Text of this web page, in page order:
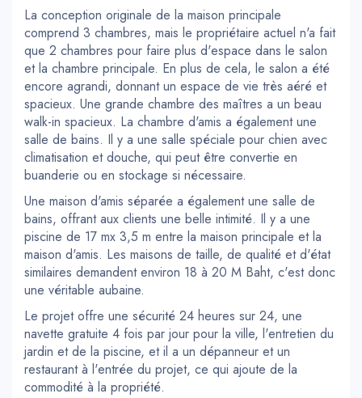
La conception originale de la maison principale
comprend 3 chambres, mais le propriétaire actuel n'a fait
que 2 chambres pour faire plus d'espace dans le salon
et la chambre principale. En plus de cela, le salon a été
encore agrandi, donnant un espace de vie très aéré et
spacieux. Une grande chambre des maîtres a un beau
walk-in spacieux. La chambre d'amis a également une
salle de bains. Il y a une salle spéciale pour chien avec
climatisation et douche, qui peut être convertie en
buanderie ou en stockage si nécessaire.
Une maison d'amis séparée a également une salle de
bains, offrant aux clients une belle intimité. Il y a une
piscine de 17 mx 3,5 m entre la maison principale et la
maison d'amis. Les maisons de taille, de qualité et d'état
similaires demandent environ 18 à 20 M Baht, c'est donc
une véritable aubaine.
Le projet offre une sécurité 24 heures sur 24, une
navette gratuite 4 fois par jour pour la ville, l'entretien du
jardin et de la piscine, et il a un dépanneur et un
restaurant à l'entrée du projet, ce qui ajoute de la
commodité à la propriété.